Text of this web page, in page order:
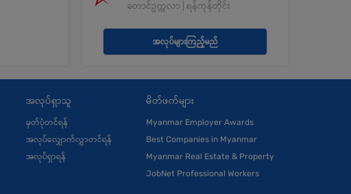
တောင်ဥက္ကလာ | ရန်ကုန်တိုင်း
အလုပ်များကြည့်မည်
အလုပ်ရှာသူ
မှတ်ပုံတင်ရန်
အလုပ်လျှောက်လွှာတင်ရန်
အလုပ်ရှာရန်
မိတ်ဖက်များ
Myanmar Employer Awards
Best Companies in Myanmar
Myanmar Real Estate & Property
JobNet Professional Workers